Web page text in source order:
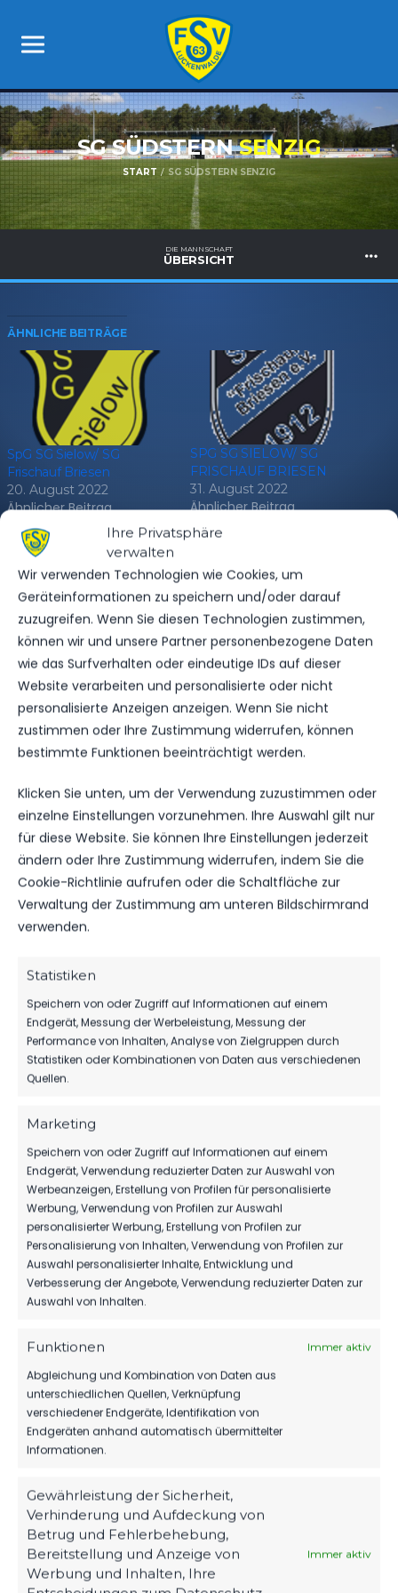
Ihre Privatsphäre
verwalten
Wir verwenden Technologien wie Cookies, um
Geräteinformationen zu speichern und/oder darauf
zuzugreifen. Wenn Sie diesen Technologien zustimmen,
können wir und unsere Partner personenbezogene Daten
wie das Surfverhalten oder eindeutige IDs auf dieser
Website verarbeiten und personalisierte oder nicht
personalisierte Anzeigen anzeigen. Wenn Sie nicht
zustimmen oder Ihre Zustimmung widerrufen, können
bestimmte Funktionen beeinträchtigt werden.
Klicken Sie unten, um der Verwendung zuzustimmen oder
einzelne Einstellungen vorzunehmen. Ihre Auswahl gilt nur
für diese Website. Sie können Ihre Einstellungen jederzeit
ändern oder Ihre Zustimmung widerrufen, indem Sie die
Cookie-Richtlinie aufrufen oder die Schaltfläche zur
Verwaltung der Zustimmung am unteren Bildschirmrand
verwenden.
Statistiken
Speichern von oder Zugriff auf Informationen auf einem
Endgerät, Messung der Werbeleistung, Messung der
Performance von Inhalten, Analyse von Zielgruppen durch
Statistiken oder Kombinationen von Daten aus verschiedenen
Quellen.
Marketing
Speichern von oder Zugriff auf Informationen auf einem
Endgerät, Verwendung reduzierter Daten zur Auswahl von
Werbeanzeigen, Erstellung von Profilen für personalisierte
Werbung, Verwendung von Profilen zur Auswahl
personalisierter Werbung, Erstellung von Profilen zur
Personalisierung von Inhalten, Verwendung von Profilen zur
Auswahl personalisierter Inhalte, Entwicklung und
Verbesserung der Angebote, Verwendung reduzierter Daten zur
Auswahl von Inhalten.
Funktionen Immer aktiv
Abgleichung und Kombination von Daten aus
unterschiedlichen Quellen, Verknüpfung
verschiedener Endgeräte, Identifikation von
Endgeräten anhand automatisch übermittelter
Informationen.
Gewährleistung der Sicherheit,
Verhinderung und Aufdeckung von
Betrug und Fehlerbehebung,
Bereitstellung und Anzeige von
Werbung und Inhalten, Ihre
Immer aktiv
SG SÜDSTERNSENZIG
START SG SÜDSTERN SENZIG
DIE MANNSCHAFT
ÜBERSICHT
ÄHNLICHE BEITRÄGE
SpG SG Sielow/ SG
Frischauf Briesen
20. August 2022
Ähnlicher Beitrag
SPG SG SIELOW/ SG
FRISCHAUF BRIESEN
31. August 2022
Ähnlicher Beitrag
SG Blau-Weiß Beelitz
11. Januar 2024
Ähnlicher Beitrag
OFFIZIELLE VEREINSSEITE
Tickets, Spielplan, News und Vereinsinfos – alles
kompakt auf einen Blick.
TICKETS
SPIELPLAN
Nächste Partien ansehen
PARTNER WERDEN
Sponsoring & Netzwerk
E.V.
Mit Kopf und Fuß für
Luckenwalde.
NEUESTE NACHRICHTEN
TIM MEYER WECHSELT
MBS VERLÄNGERT
BEIM FSV